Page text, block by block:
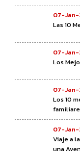
07-Jan-
Las 10
07-Jan-
Los
07-Jan-
Los 10
07-Jan-
Viaje a
una